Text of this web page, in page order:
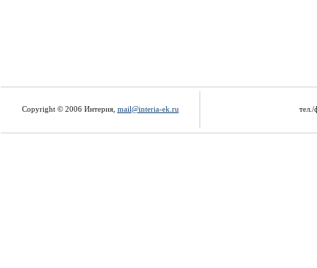
Copyright © 2006 Интерия, mail@interia-ek.ru